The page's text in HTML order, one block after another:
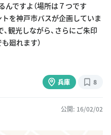
ですよ（場所は７つです
を神戸市バスが企画していま
観光しながら、さらにご朱印
廻れます）
兵庫 8
公開: 16/02/02